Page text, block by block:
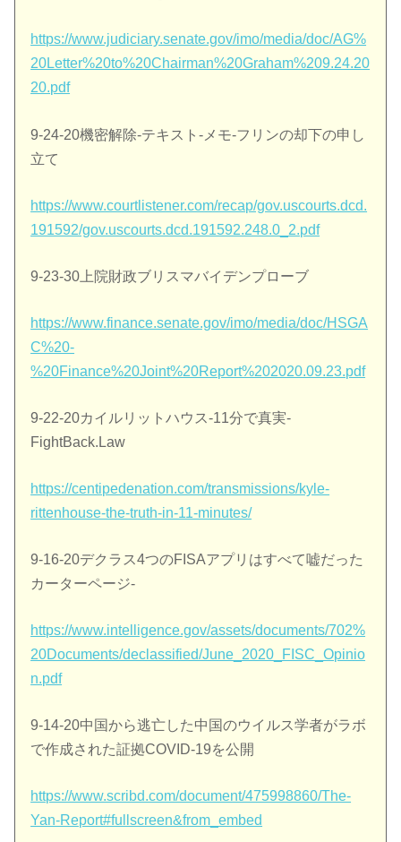
https://www.judiciary.senate.gov/imo/media/doc/AG%
20Letter%20to%20Chairman%20Graham%209.24.20
20.pdf
9-24-20機密解除-テキスト-メモ-フリンの却下の申し
立て
https://www.courtlistener.com/recap/gov.uscourts.dcd.
191592/gov.uscourts.dcd.191592.248.0_2.pdf
9-23-30上院財政ブリスマバイデンプローブ
https://www.finance.senate.gov/imo/media/doc/HSGA
C%20-
%20Finance%20Joint%20Report%202020.09.23.pdf
9-22-20カイルリットハウス-11分で真実-
FightBack.Law
https://centipedenation.com/transmissions/kyle-
rittenhouse-the-truth-in-11-minutes/
9-16-20デクラス4つのFISAアプリはすべて嘘だった
カーターページ-
https://www.intelligence.gov/assets/documents/702%
20Documents/declassified/June_2020_FISC_Opinio
n.pdf
9-14-20中国から逃亡した中国のウイルス学者がラボ
で作成された証拠COVID-19を公開
https://www.scribd.com/document/475998860/The-
Yan-Report#fullscreen&from_embed